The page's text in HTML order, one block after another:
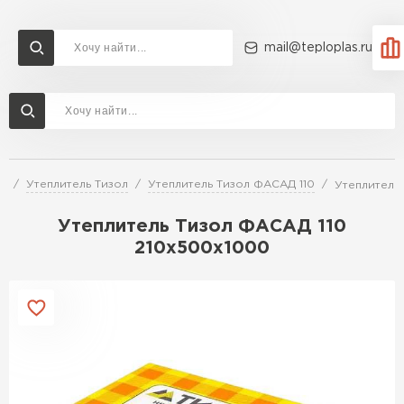
mail@teploplas.ru
Утеплитель Тизол Утеплитель Тизол ФАСАД 110
Утеплитель Тизол ФАСАД 110
210х500х1000
Доставка и оплата
Утеплитель Ветонит
Утеплитель Технониколь
Утеплитель Rockwool